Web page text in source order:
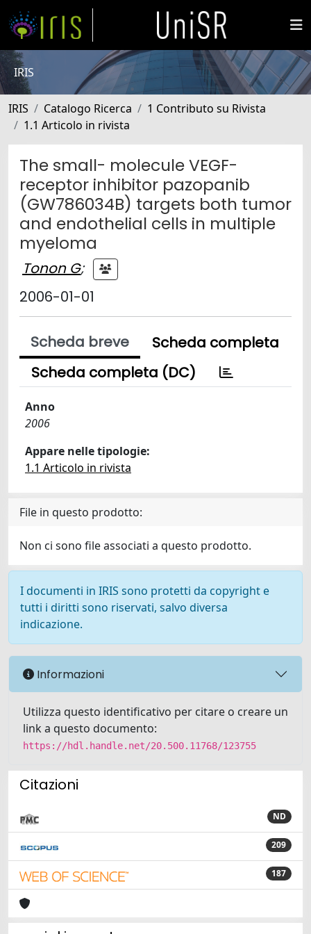
IRIS
IRIS Catalogo Ricerca
1 Contributo su Rivista
1.1 Articolo in rivista
The small- molecule VEGF-
receptor inhibitor pazopanib
(GW786034B) targets both tumor
and endothelial cells in multiple
myeloma
Tonon G;
2006-01-01
Scheda breve
Scheda completa
Scheda completa (DC)
Anno
2006
Appare nelle tipologie:
1.1 Articolo in rivista
File in questo prodotto:
Non ci sono file associati a questo prodotto.
I documenti in IRIS sono protetti da copyright e
tutti i diritti sono riservati, salvo diversa
indicazione.
Informazioni
Utilizza questo identificativo per citare o creare un
link a questo documento:
https://hdl.handle.net/20.500.11768/123755
Citazioni
ND
209
187